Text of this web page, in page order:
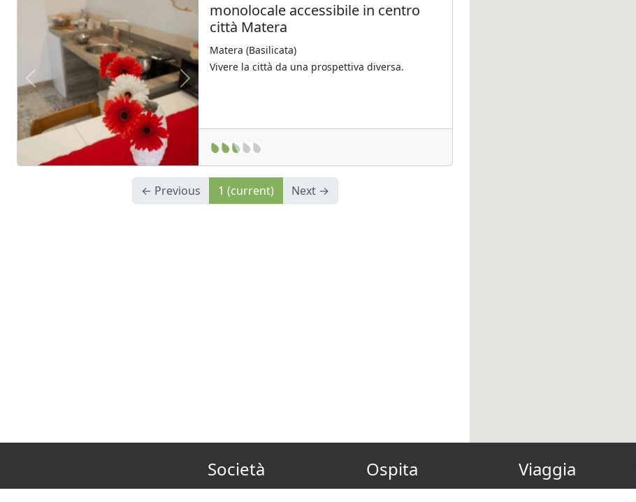
Previous Next
monolocale accessibile in centro
città Matera
Matera (Basilicata)
Vivere la città da una prospettiva diversa.
← Previous 1 (current) Next →
Società
Chi Siamo
Ospita
Diventa Host
Viaggia
Gift Card